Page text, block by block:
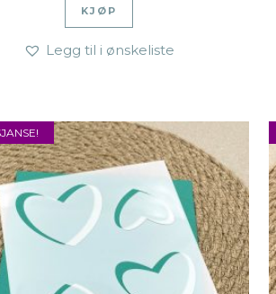
KJØP
Legg til i ønskeliste